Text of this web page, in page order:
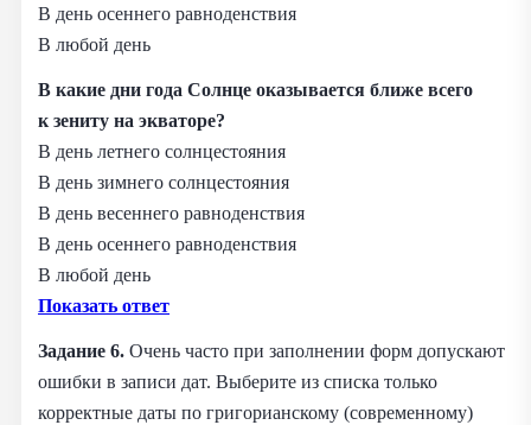
В день осеннего равноденствия
В любой день
В какие дни года Солнце оказывается ближе всего
к зениту на экваторе?
В день летнего солнцестояния
В день зимнего солнцестояния
В день весеннего равноденствия
В день осеннего равноденствия
В любой день
Показать ответ
Задание 6. Очень часто при заполнении форм допускают
ошибки в записи дат. Выберите из списка только
корректные даты по григорианскому (современному)